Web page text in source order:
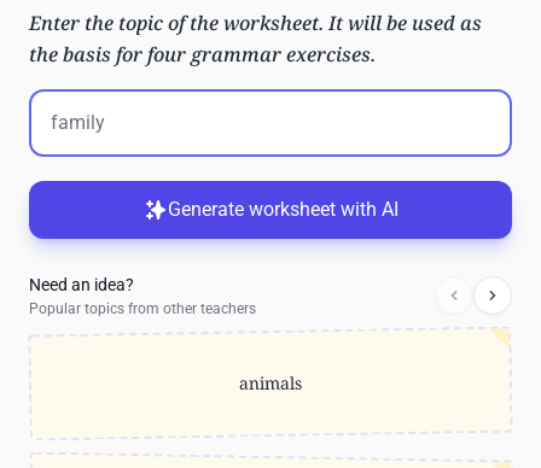
Enter the topic of the worksheet. It will be used as
the basis for four grammar exercises.
Generate worksheet with AI
Need an idea?
Popular topics from other teachers
animals